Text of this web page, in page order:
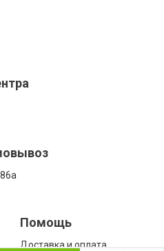
Помощь
Доставка и оплата